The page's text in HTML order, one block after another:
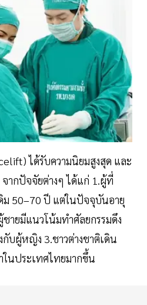
ได้รับความนิยมสูงสุด และ
ากปัจจัยต่างๆ ได้แก่ 1.ผู้ที่
ม 50–70 ปี แต่ในปัจจุบันอายุ
ายมีแนวโน้มทำศัลยกรรมดึง
บผู้หญิง 3.ชาวต่างชาติเดิน
ในประเทศไทยมากขึ้น